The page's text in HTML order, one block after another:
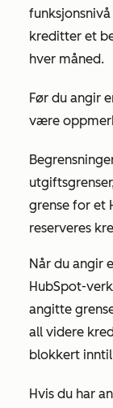
kreditter et
hver måned.
Før du angir
være
grense for et
reserveres
Når du angir
HubSpot-
angitte
all videre
blokkert inntil
Hvis du har